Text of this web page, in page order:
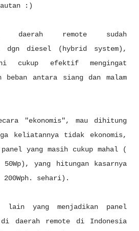
:)
daerah remote sudah
dgn diesel (hybrid system),
cukup efektif mengingat
beban antara siang dan malam
"ekonomis", mau dihitung
keliatannya tidak ekonomis,
yang masih cukup mahal (
yang hitungan kasarnya
200Wph. sehari).
lain yang menjadikan panel
daerah remote di Indonesia